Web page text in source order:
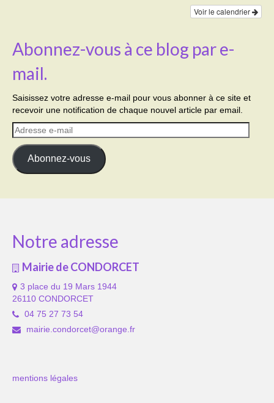
LE BRULAGE DES VEGETAUX
DECHETS VERTS
Voir le calendrier
Abonnez-vous à ce blog par e-
mail.
Saisissez votre adresse e-mail pour vous abonner à ce site et
recevoir une notification de chaque nouvel article par email.
Adresse
e-
mail
Abonnez-vous
Notre adresse
Mairie de CONDORCET
3 place du 19 Mars 1944
26110 CONDORCET
04 75 27 73 54
mairie.condorcet@orange.fr
mentions légales